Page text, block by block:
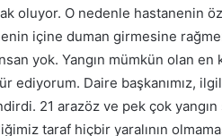
oluyor. O nedenle hastanenin
içine duman girmesine
yok. Yangın mümkün olan
ediyorum. Daire başkanımız,
21 arazöz ve pek çok
taraf hiçbir yaralının